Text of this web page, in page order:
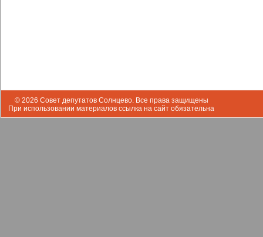
© 2026 Совет депутатов Солнцево. Все права защищены
При использовании материалов ссылка на сайт обязательна